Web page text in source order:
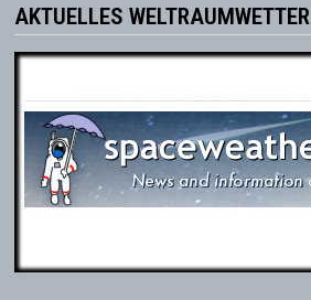
AKTUELLES WELTRAUMWETTER